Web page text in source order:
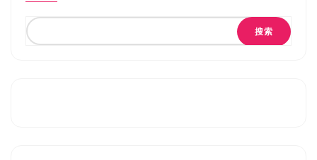
搜索